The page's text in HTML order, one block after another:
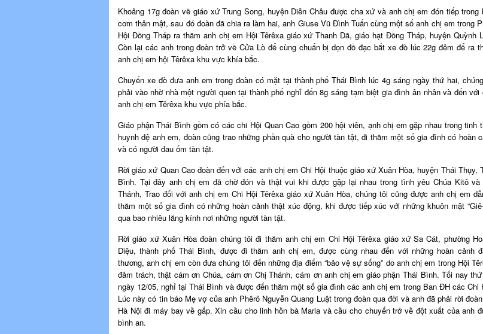
Khoảng 17g đoàn về giáo xứ Trung Song, huyện Diễn Châu được cha xứ và anh chị em đón tiếp trong
cơm thân mật, sau đó đoàn đã chia ra làm hai, anh Giuse Vũ Đình Tuấn cùng một số anh chị em trong
Hội Đồng Tháp ra thăm anh chị em Hội Têrêxa giáo xứ Thanh Dã, giáo hạt Đồng Tháp, huyện Quỳnh
Còn lại các anh trong đoàn trở về Cửa Lò để cùng chuẩn bị dọn đồ đạc bắt xe đò lúc 22g đêm để ra
anh chị em hội Têrêxa khu vực khía bắc.
Chuyến xe đò đưa anh em trong đoàn có mặt tại thành phố Thái Bình lúc 4g sáng ngày thứ hai,
phải vào nhờ nhà một người quen tại thành phố nghỉ đến 8g sáng tạm biệt gia đình ân nhân và đến với
anh chị em Têrêxa khu vực phía bắc.
Giáo phận Thái Bình gồm có các chi Hội Quan Cao gồm 200 hội viên, ạnh chị em gặp nhau trong tinh
huynh đệ anh em, đoàn cũng trao những phần quà cho người tàn tật, đi thăm một số gia đình có hoàn
và có người đau ốm tàn tật.
Rời giáo xứ Quan Cao đoàn đến với các anh chị em Chi Hội thuộc giáo xứ Xuân Hòa, huyện Thái Thụy,
Bình. Tại đây anh chị em đã chờ đón và thật vui khi được gặp lại nhau trong tình yêu Chúa Kitô và
Thánh, Trao đổi với anh chị em Chi Hội Têrêxa giáo xứ Xuân Hòa, chúng tôi cũng được anh chị em
thăm một số gia đình có những hoàn cảnh thật xúc động, khi được tiếp xúc với những khuôn mặt
qua bao nhiêu lăng kính nơi những người tàn tật.
Rời giáo xứ Xuân Hòa đoàn chúng tôi đi thăm anh chị em Chi Hội Têrêxa giáo xứ Sa Cát, phường
Diệu, thành phố Thái Bình, được đi thăm anh chị em, được cùng nhau đến với những hoàn cảnh
thương, anh chị em còn đưa chúng tôi đến những địa điểm “bảo vệ sự sống” do anh chị em trong Hội
đảm trách, thật cám ơn Chúa, cám ơn Chị Thánh, cám ơn anh chị em giáo phận Thái Bình. Tối nay
ngày 12/05, nghỉ tại Thái Bình và được đến thăm một số gia đình các anh chị em trong Ban ĐH các Chi
Lúc này có tin báo Mẹ vợ của anh Phêrô Nguyễn Quang Luật trong đoàn qua đời và anh đã phải rời
Hà Nội đi máy bay về gấp. Xin cầu cho linh hồn bà Maria và cầu cho chuyến trở về đột xuất của anh
bình an.